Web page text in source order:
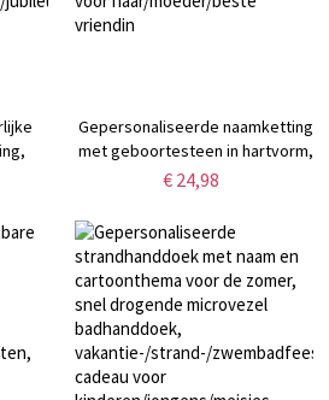
Gepersonaliseerde naamketting
met geboortesteen in hartvorm,
sterlingzilver 925 naamketting,
voor haar/moeder/beste
vriendin
€ 24,98